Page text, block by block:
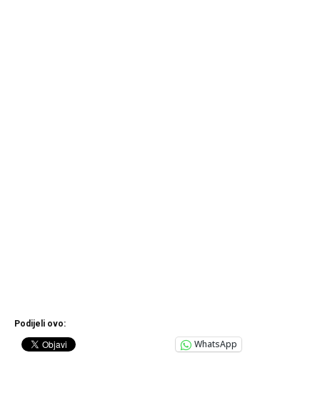
Podijeli ovo:
WhatsApp